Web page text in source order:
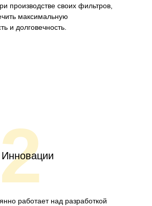
производстве своих фильтров,
максимальную
и долговечность.
Инновации
работает над разработкой